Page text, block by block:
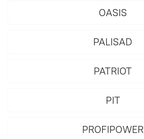
OASIS
PALISAD
PATRIOT
PIT
PROFIPOWER